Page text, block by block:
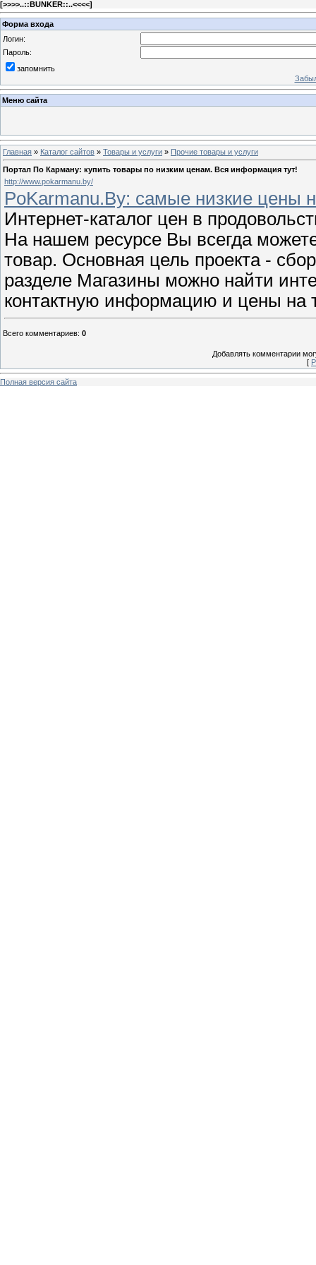
[>>>>..::BUNKER::..<<<<]
Форма входа
Логин:
Пароль:
запомнить
Меню сайта
Главная » Каталог сайтов » Товары и услуги » Прочие товары и услуги
Портал По Карману: купить товары по низким ценам. Вся информация тут!
http://www.pokarmanu.by/
PoKarmanu.By: самые низкие цены
Интернет-каталог цен в
На нашем ресурсе Вы всегда
товар. Основная цель проекта -
разделе Магазины можно найти
контактную информацию и цены на
Всего комментариев: 0
Добавлять комментарии
[
Полная версия сайта